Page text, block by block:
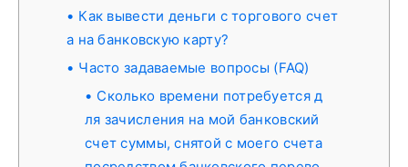
Как вывести деньги с торгового счет
а на банковскую карту?
Часто задаваемые вопросы (FAQ)
Сколько времени потребуется д
ля зачисления на мой банковский
счет суммы, снятой с моего счета